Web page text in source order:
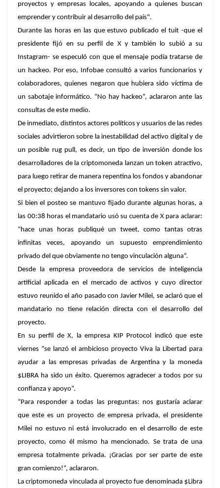
proyectos y empresas locales, apoyando a quienes buscan
emprender y contribuir al desarrollo del país".
Durante las horas en las que estuvo publicado el tuit -que el
presidente fijó en su perfil de X y también lo subió a su
Instagram- se especuló con que el mensaje podía tratarse de
un hackeo. Por eso, Infobae consultó a varios funcionarios y
colaboradores, quienes negaron que hubiera sido víctima de
un sabotaje informático. “No hay hackeo”, aclararon ante las
consultas de este medio.
De inmediato, distintos actores políticos y usuarios de las redes
sociales advirtieron sobre la inestabilidad del activo digital y de
un posible rug pull, es decir, un tipo de inversión donde los
desarrolladores de la criptomoneda lanzan un token atractivo,
para luego retirar de manera repentina los fondos y abandonar
el proyecto; dejando a los inversores con tokens sin valor.
Si bien el posteo se mantuvo fijado durante algunas horas, a
las 00:38 horas el mandatario usó su cuenta de X para aclarar:
“hace unas horas publiqué un tweet, como tantas otras
infinitas veces, apoyando un supuesto emprendimiento
privado del que obviamente no tengo vinculación alguna”.
Desde la empresa proveedora de servicios de inteligencia
artificial aplicada en el mercado de activos y cuyo director
estuvo reunido el año pasado con Javier Milei, se aclaró que el
mandatario no tiene relación directa con el desarrollo del
proyecto.
En su perfil de X, la empresa KIP Protocol indicó que este
viernes “se lanzó el ambicioso proyecto Viva la Libertad para
ayudar a las empresas privadas de Argentina y la moneda
$LIBRA ha sido un éxito. Queremos agradecer a todos por su
confianza y apoyo”.
“Para responder a todas las preguntas: nos gustaría aclarar
que este es un proyecto de empresa privada, el presidente
Milei no estuvo ni está involucrado en el desarrollo de este
proyecto, como él mismo ha mencionado. Se trata de una
empresa totalmente privada. ¡Gracias por ser parte de este
gran comienzo!“, aclararon.
La criptomoneda vinculada al proyecto fue denominada $Libra